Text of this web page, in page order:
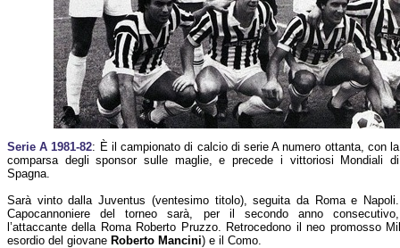
Serie A 1981-82: È il campionato di calcio di serie A numero ottanta, con la
comparsa degli sponsor sulle maglie, e precede i vittoriosi Mondiali di
Spagna.
Sarà vinto dalla Juventus (ventesimo titolo), seguita da Roma e Napoli.
Capocannoniere del torneo sarà, per il secondo anno consecutivo,
l’attaccante della Roma Roberto Pruzzo. Retrocedono il neo promosso
esordio del giovane Roberto Mancini) e il Como.